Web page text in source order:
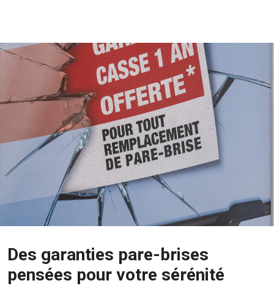
Des garanties pare-brises
pensées pour votre sérénité